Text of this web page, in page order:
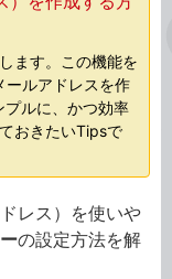
ます。この機能を
ールアドレスを作
プルに、かつ効率
おきたいTipsで
レス）を使いや
の設定方法を解